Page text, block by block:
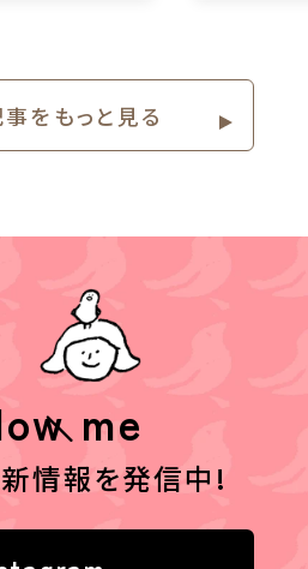
をもっと⾒る
me
情報を発信中!